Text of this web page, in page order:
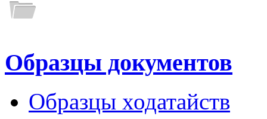
Образцы документов
Образцы ходатайств